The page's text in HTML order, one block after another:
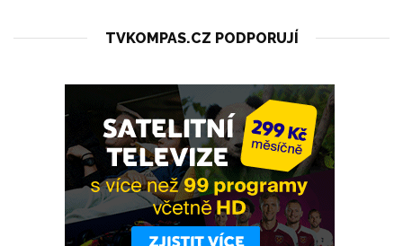
TVKOMPAS.CZ PODPORUJÍ